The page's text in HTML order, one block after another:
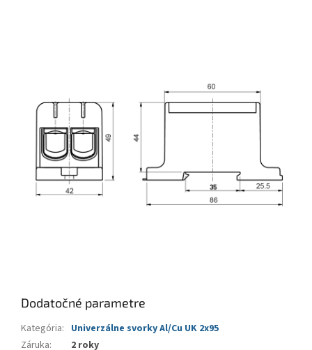
Dodatočné parametre
Kategória: Univerzálne svorky Al/Cu UK 2x95
Záruka: 2 roky